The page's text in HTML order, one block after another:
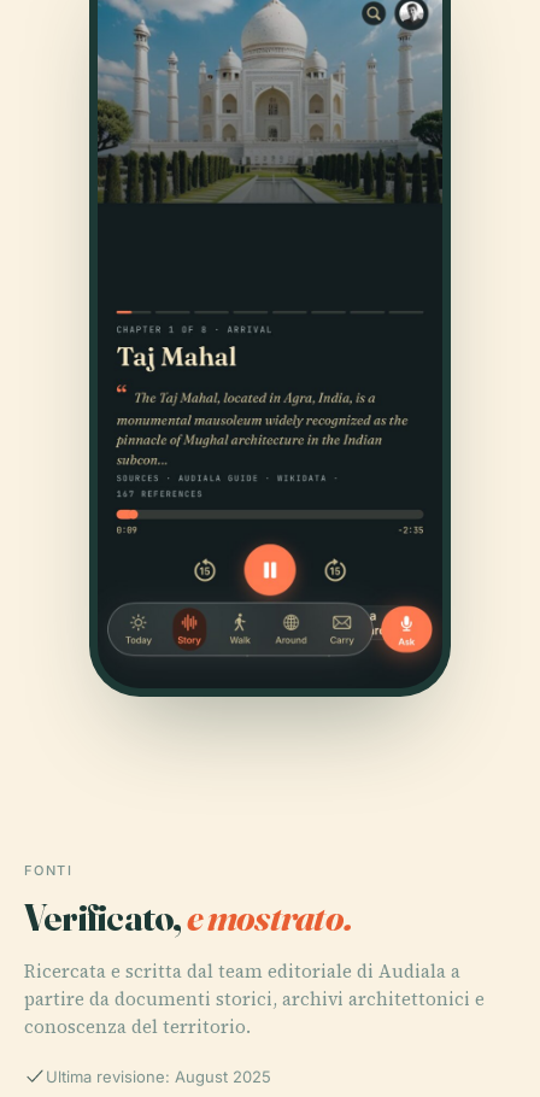
FONTI
Verificato,e mostrato.
Ricercata e scritta dal team editoriale di Audiala a
partire da documenti storici, archivi architettonici e
conoscenza del territorio.
Ultima revisione: August 2025